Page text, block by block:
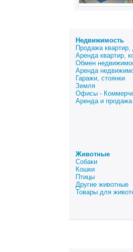
Недвижимость
Продажа
Аренда квартир,
Обмен
Аренда
Гаражи, стоянки
Земля
Офисы -
Аренда и
Животные
Собаки
Кошки
Птицы
Другие животные
Товары для